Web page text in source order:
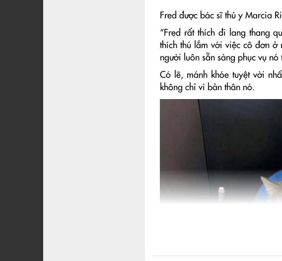
Fred được bác sĩ thú y Marcia
“Fred rất thích đi lang thang
thích thú lắm với việc cô đơn ở
người luôn sẵn sàng phục vụ nó
Có lẽ, mánh khóe tuyệt vời
không chỉ vì bản thân nó.